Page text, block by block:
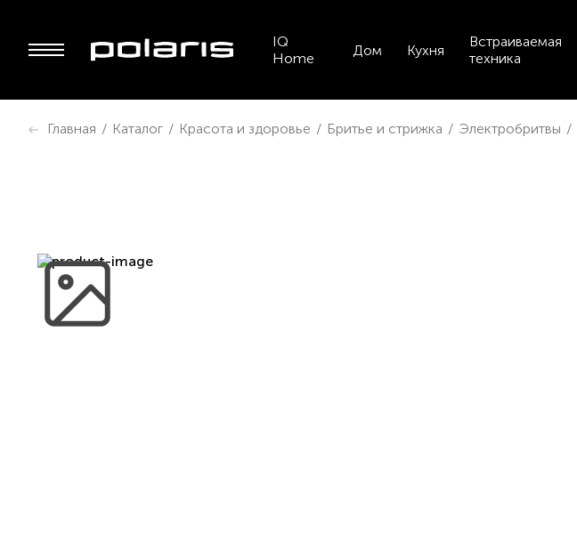
IQ
Home
Дом Кухня
Встраиваемая
техника
Главная / Каталог / Красота и здоровье / Бритье и стрижка / Электробритвы /